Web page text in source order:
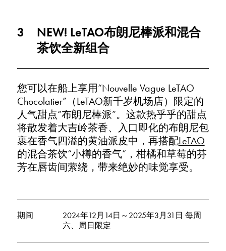
3
NEW! LeTAO布朗尼棒派和混合
茶饮全新组合
您可以在船上享用“Nouvelle Vague LeTAO
Chocolatier”（LeTAO新千岁机场店）限定的
人气甜点“布朗尼棒派”。这款热乎乎的甜点
将散发着大吉岭茶香、入口即化的布朗尼包
裹在香气四溢的黄油派皮中，再搭配LeTAO
的混合茶饮“小樽的香气”，柑橘和草莓的芬
芳在唇齿间萦绕，带来绝妙的味觉享受。
期间
2024年12月14日～2025年3月31日 每周
六、周日限定